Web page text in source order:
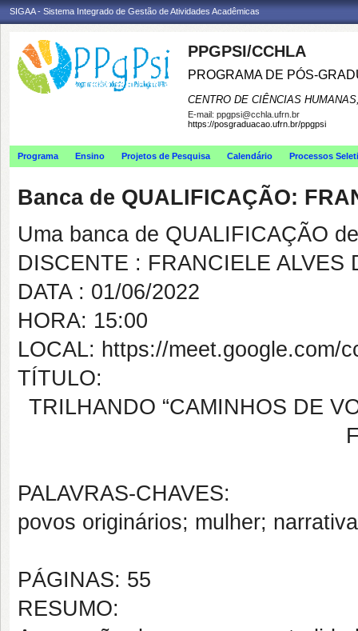
SIGAA - Sistema Integrado de Gestão de Atividades Acadêmicas
PPGPSI/CCHLA
PROGRAMA DE PÓS-
CENTRO DE CIÊNCIAS
E-mail: ppgpsi@cchla.ufrn.br
https://posgraduacao.ufrn.br/ppgpsi
Programa Ensino Projetos de Pesquisa Calendário Processos
Banca de QUALIFICAÇÃO:
Uma banca de QUALIFICAÇÃO
DISCENTE : FRANCIELE ALVES
DATA : 01/06/2022
HORA: 15:00
LOCAL: https://meet.google.com/
TÍTULO:
TRILHANDO “CAMINHOS DE
PALAVRAS-CHAVES:
povos originários; mulher;
PÁGINAS: 55
RESUMO: